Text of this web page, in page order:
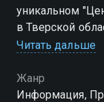
уникальном
в Тверской
которые
Читать дальше
Жанр
Информация,